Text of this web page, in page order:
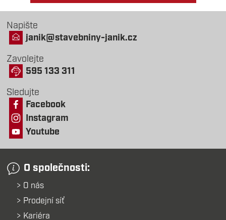
Napište
janik@stavebniny-janik.cz
Zavolejte
595 133 311
Sledujte
Facebook
Instagram
Youtube
O společnosti:
O nás
Prodejní síť
Kariéra